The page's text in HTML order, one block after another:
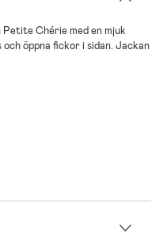
Chérie med en mjuk
öppna fickor i sidan. Jackan